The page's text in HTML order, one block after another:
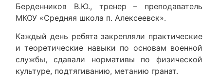
Берденников В.Ю., тренер – преподаватель
МКОУ «Средняя школа п. Алексеевск».
Каждый день ребята закрепляли практические
и теоретические навыки по основам военной
службы, сдавали нормативы по физической
культуре, подтягиванию, метанию гранат.